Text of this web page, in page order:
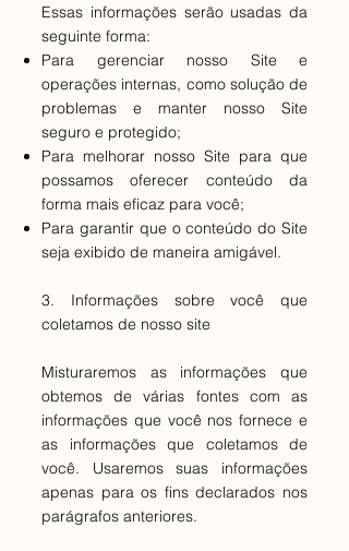
Essas informações serão usadas da
seguinte forma:
Para gerenciar nosso Site e
operações internas, como solução de
problemas e manter nosso Site
seguro e protegido;
Para melhorar nosso Site para que
possamos oferecer conteúdo da
forma mais eficaz para você;
Para garantir que o conteúdo do Site
seja exibido de maneira amigável.
3. Informações sobre você que
coletamos de nosso site
Misturaremos as informações que
obtemos de várias fontes com as
informações que você nos fornece e
as informações que coletamos de
você. Usaremos suas informações
apenas para os fins declarados nos
parágrafos anteriores.